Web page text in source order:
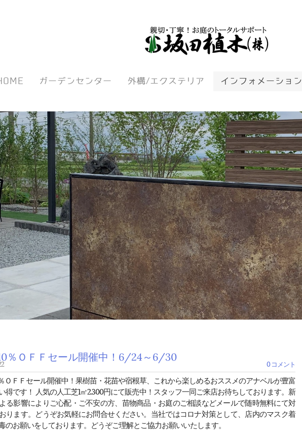
ガーデンセンター 外構/エクステリア インフォメーション
％ＯＦＦセール開催中！6/24～6/30
0 コメント
ＯＦＦセール開催中！果樹苗・花苗や宿根草、これから楽しめるおススメのアナベルが豊富
得です！ 人気の人工芝1㎡2.300円にて販売中！スタッフ一同ご来店お待ちしております。新
る影響によりご心配・ご不安の方、苗物商品・お庭のご相談などメールで随時無料にて対
ります。どうぞお気軽にお問合せください。当社ではコロナ対策として、店内のマスク着
のお願いをしております。どうぞご理解とご協力お願いいたします。